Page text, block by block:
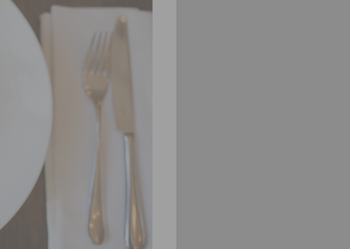
Zaškrtnutím políčka „Chci dostávat
emailem newsletter“ udělujete souhlas
do odvolání Vašeho souhlasu se
Vyplněním a odesláním tohoto